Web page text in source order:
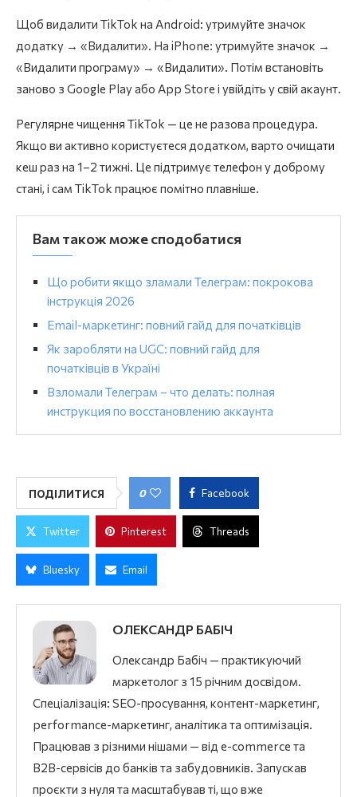
Щоб видалити TikTok на Android: утримуйте значок
додатку → «Видалити». На iPhone: утримуйте значок →
«Видалити програму» → «Видалити». Потім встановіть
заново з Google Play або App Store і увійдіть у свій акаунт.
Регулярне чищення TikTok — це не разова процедура.
Якщо ви активно користуєтеся додатком, варто очищати
кеш раз на 1–2 тижні. Це підтримує телефон у доброму
стані, і сам TikTok працює помітно плавніше.
Вам також може сподобатися
Що робити якщо зламали Телеграм: покрокова
інструкція 2026
Email-маркетинг: повний гайд для початківців
Як заробляти на UGC: повний гайд для
початківців в Україні
Взломали Телеграм – что делать: полная
инструкция по восстановлению аккаунта
ПОДІЛИТИСЯ 0 Facebook
Twitter Pinterest Threads
Bluesky Email
ОЛЕКСАНДР БАБІЧ
Олександр Бабіч — практикуючий
маркетолог з 15 річним досвідом.
Спеціалізація: SEO-просування, контент-маркетинг,
performance-маркетинг, аналітика та оптимізація.
Працював з різними нішами — від e-commerce та
B2B-сервісів до банків та забудовників. Запускав
проєкти з нуля та масштабував ті, що вже